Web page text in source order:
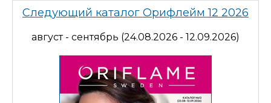
Следующий каталог Орифлейм 12 2026
август - сентябрь (24.08.2026 - 12.09.2026)